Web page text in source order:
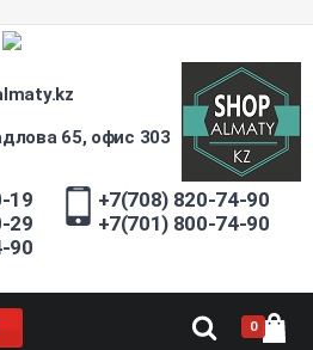
19
29
90
+7(708) 820-74-90
+7(701) 800-74-90
65, офис 303
0